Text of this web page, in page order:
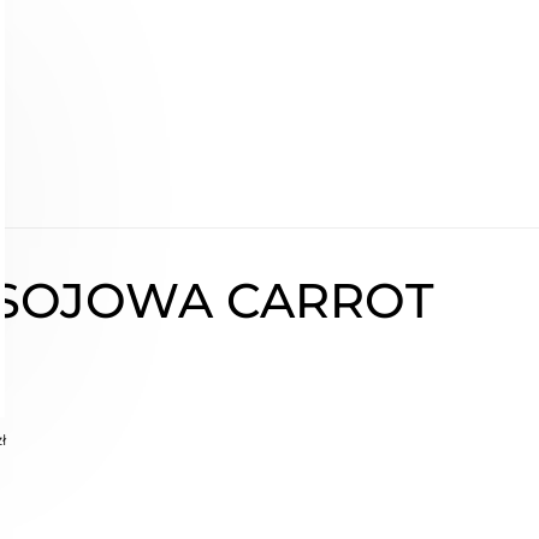
CARROT